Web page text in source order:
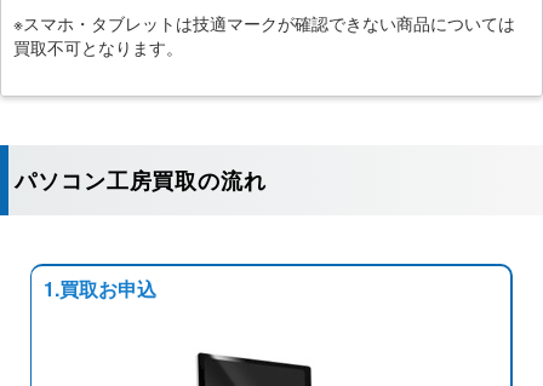
※スマホ・タブレットは技適マークが確認できない商品については
買取不可となります。
パソコン工房買取の流れ
1.買取お申込